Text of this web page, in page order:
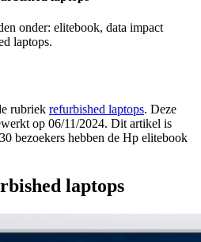
onder: elitebook, data impact
laptops.
rubriek refurbished laptops. Deze
op 06/11/2024. Dit artikel is
bezoekers hebben de Hp elitebook
laptops